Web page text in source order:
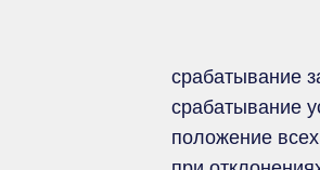
срабатывание
срабатывание
положение